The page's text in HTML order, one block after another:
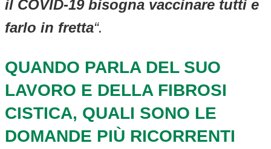
il COVID-19 bisogna vaccinare tutti e
farlo in fretta“.
QUANDO PARLA DEL SUO
LAVORO E DELLA FIBROSI
CISTICA, QUALI SONO LE
DOMANDE PIÙ RICORRENTI